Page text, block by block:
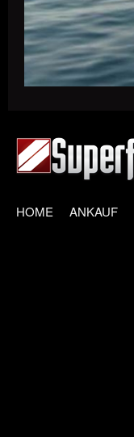
HOME ANKAUF